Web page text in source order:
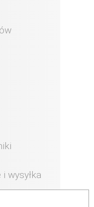
wysyłka